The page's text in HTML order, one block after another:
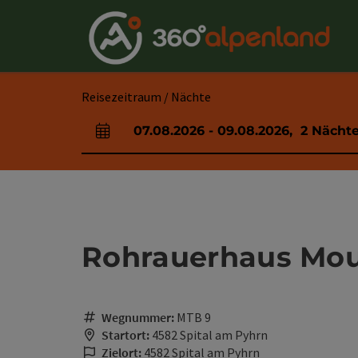
Accesskey
[0]
Zur NavigationAccesskey
[1]
Zum Seitenanfang[2]
Zur Kontaktseite Accesskey
[3]
Accesskey
[4]
Zum ImpressumAccesskey
[5]
Zu den Hinweisen zur Bedienung der Website
Zur StartseiteAccesskey
[7]
Reisezeitraum / Nächte
An- und Abreisefelder
07.08.2026 - 09.08.2026, 2
Rohrauerhaus
Wegnummer: MTB 9
Startort: 4582 Spital am Pyhrn
Zielort: 4582 Spital am Pyhrn